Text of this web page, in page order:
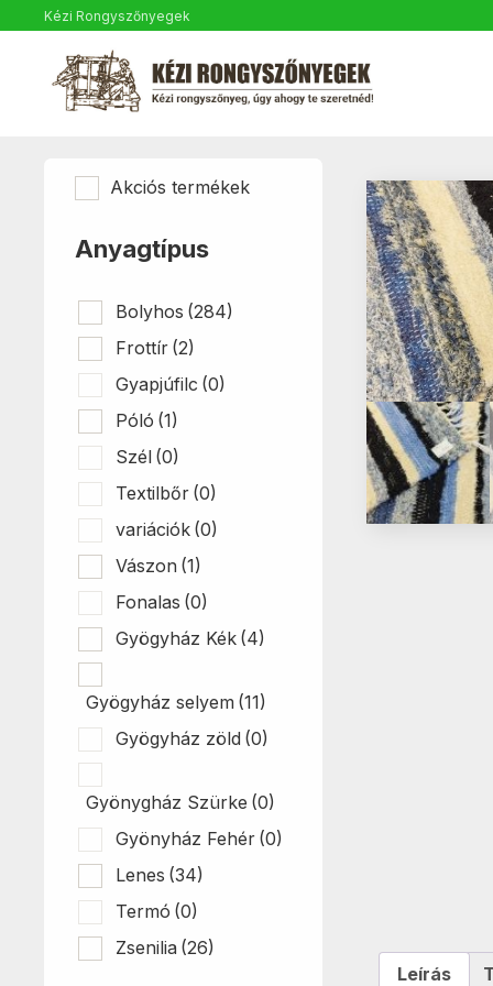
Kézi Rongyszőnyegek
Leírás
Akciós termékek
Anyagtípus
Bolyhos (284)
Frottír (2)
Gyapjúfilc (0)
Póló (1)
Szél (0)
Textilbőr (0)
variációk (0)
Vászon (1)
Fonalas (0)
Gyögyház Kék (4)
Gyögyház selyem (11)
Gyögyház zöld (0)
Gyönygház Szürke (0)
Gyönyház Fehér (0)
Lenes (34)
Termó (0)
Zsenilia (26)